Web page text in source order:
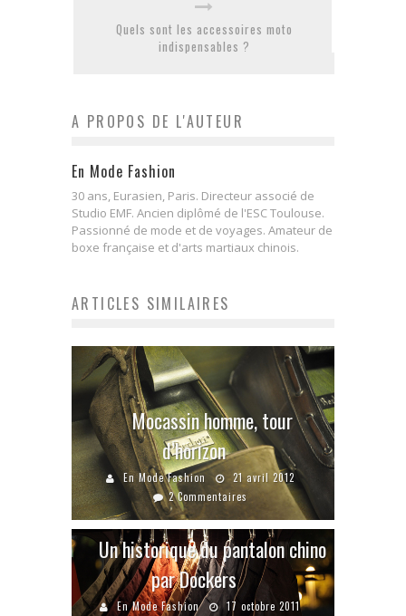
Quels sont les accessoires moto
indispensables ?
A PROPOS DE L'AUTEUR
En Mode Fashion
30 ans, Eurasien, Paris. Directeur associé de
Studio EMF. Ancien diplômé de l'ESC Toulouse.
Passionné de mode et de voyages. Amateur de
boxe française et d'arts martiaux chinois.
ARTICLES SIMILAIRES
Mocassin homme, tour
d’horizon
En Mode Fashion
21 avril 2012
2 Commentaires
Un historique du pantalon chino
par Dockers
En Mode Fashion
17 octobre 2011